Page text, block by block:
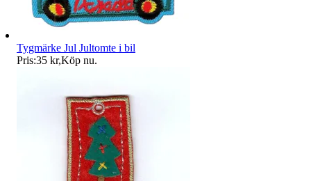
Tygmärke Jul Jultomte i bil
Pris:35 kr,Köp nu.